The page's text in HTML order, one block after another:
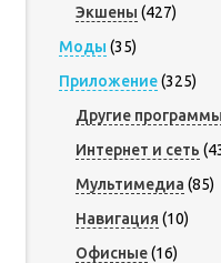
Экшены (427)
Моды (35)
Приложение(325)
Другие программы
Интернет и сеть
Мультимедиа (85)
Навигация (10)
Офисные(16)